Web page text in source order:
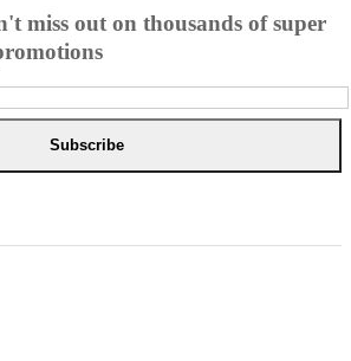
miss out on thousands of super
Subscribe